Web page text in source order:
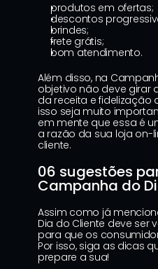
produtos em ofertas;
descontos
brindes;
frete grátis;
bom atendimento.
Além disso, na
objetivo não deve girar
da receita e fidelização
isso seja muito
em mente que essa é
a razão da sua loja on-
cliente.
06 sugestões
Campanha do
Assim como já
Dia do Cliente deve ser
para que os
Por isso, siga as dicas
prepare a sua!